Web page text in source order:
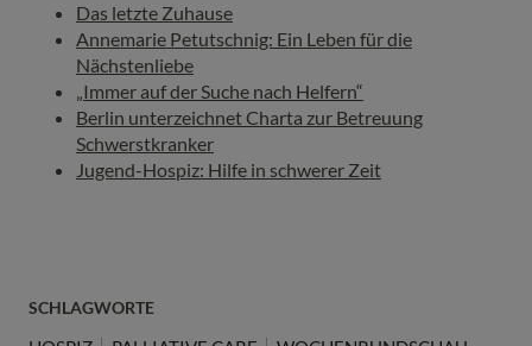
Das letzte Zuhause
Annemarie Petutschnig: Ein Leben für die
Nächstenliebe
„Immer auf der Suche nach Helfern“
Berlin unterzeichnet Charta zur Betreuung
Schwerstkranker
Jugend-Hospiz: Hilfe in schwerer Zeit
SCHLAGWORTE